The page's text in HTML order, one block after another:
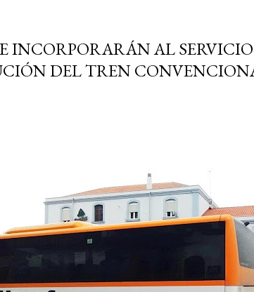
INCORPORARÁN AL
DEL TREN